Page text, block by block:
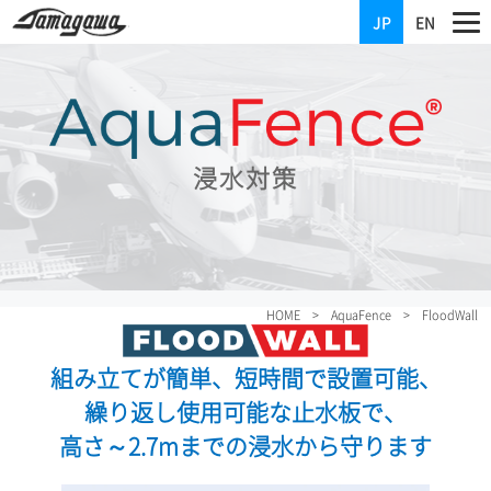
JP EN
浸水対策
HOME > AquaFence > FloodWall
組み立てが簡単、短時間で設置可能、
繰り返し使用可能な止水板で、
高さ～2.7mまでの浸水から守ります